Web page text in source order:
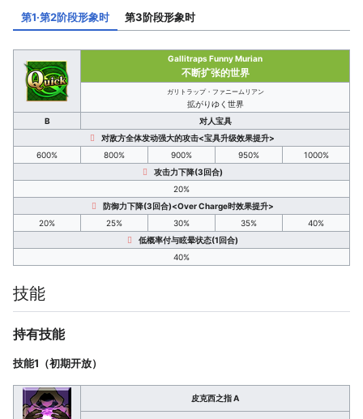
第1·第2阶段形象时 第3阶段形象时
Gallitraps Funny Murian
不断扩张的世界
ガリトラップ・ファニームリアン
拡がりゆく世界
B
对人宝具
对敌方全体发动强大的攻击<宝具升级效果提升>
600%
800% 900% 950%
1000%
攻击力下降(3回合)
20%
防御力下降(3回合)<Over Charge时效果提升>
20%
25% 30% 35%
40%
低概率付与眩晕状态(1回合)
40%
技能
持有技能
技能1（初期开放）
皮克西之指 A